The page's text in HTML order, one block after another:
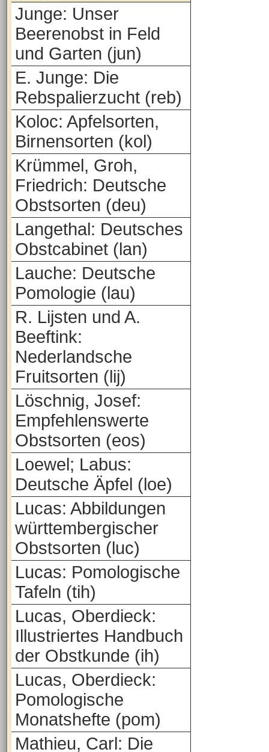
Junge: Unser
Beerenobst in Feld
und Garten (jun)
E. Junge: Die
Rebspalierzucht (reb)
Koloc: Apfelsorten,
Birnensorten (kol)
Krümmel, Groh,
Friedrich: Deutsche
Obstsorten (deu)
Langethal: Deutsches
Obstcabinet (lan)
Lauche: Deutsche
Pomologie (lau)
R. Lijsten und A.
Beeftink:
Nederlandsche
Fruitsorten (lij)
Löschnig, Josef:
Empfehlenswerte
Obstsorten (eos)
Loewel; Labus:
Deutsche Äpfel (loe)
Lucas: Abbildungen
württembergischer
Obstsorten (luc)
Lucas: Pomologische
Tafeln (tih)
Lucas, Oberdieck:
Illustriertes Handbuch
der Obstkunde (ih)
Lucas, Oberdieck:
Pomologische
Monatshefte (pom)
Mathieu, Carl: Die